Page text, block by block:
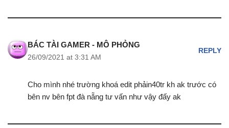
BÁC TÀI GAMER - MÔ PHỎNG
26/09/2021 at 3:31 AM
REPLY
Cho mình nhé trường khoá edit phảin40tr kh ak trước có
bên nv bên fpt đà nẵng tư vấn như vậy đấy ak